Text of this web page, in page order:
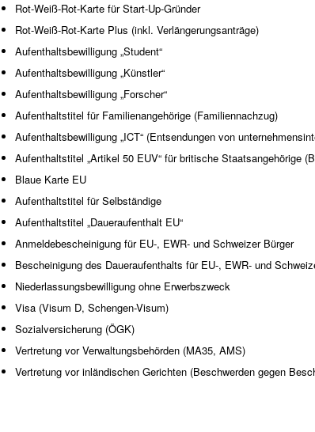
Rot-Weiß-Rot-Karte für Start-Up-Gründer
Rot-Weiß-Rot-Karte Plus (inkl. Verlängerungsanträge)
Aufenthaltsbewilligung „Student“
Aufenthaltsbewilligung „Künstler“
Aufenthaltsbewilligung „Forscher“
Aufenthaltstitel für Familienangehörige (Familiennachzug)
Aufenthaltsbewilligung „ICT“ (Entsendungen von
Aufenthaltstitel „Artikel 50 EUV“ für britische Staatsangehörige
Blaue Karte EU
Aufenthaltstitel für Selbständige
Aufenthaltstitel „Daueraufenthalt EU“
Anmeldebescheinigung für EU-, EWR- und Schweizer Bürger
Bescheinigung des Daueraufenthalts für EU-, EWR- und
Niederlassungsbewilligung ohne Erwerbszweck
Visa (Visum D, Schengen-Visum)
Sozialversicherung (ÖGK)
Vertretung vor Verwaltungsbehörden (MA35, AMS)
Vertretung vor inländischen Gerichten (Beschwerden gegen